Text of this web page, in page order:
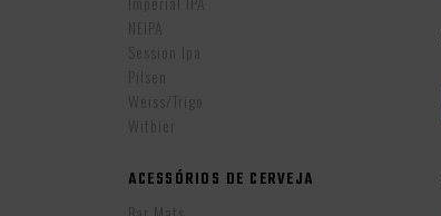
NEIPA
Session Ipa
Pilsen
Weiss/Trigo
Witbier
ACESSÓRIOS DE CERVEJA